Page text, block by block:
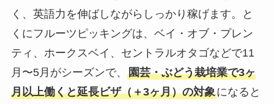
く、英語力を伸ばしながらしっかり稼げます。と
くにフルーツピッキングは、ベイ・オブ・プレン
ティ、ホークスベイ、セントラルオタゴなどで11
月〜5月がシーズンで、 園芸・ぶどう栽培業で3ヶ
月以上働くと延長ビザ（＋3ヶ月）の対象になると